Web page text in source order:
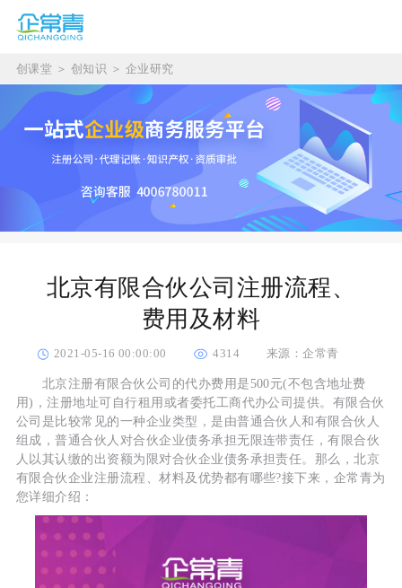
创课堂 ＞ 创知识 ＞ 企业研究
北京有限合伙公司注册流程、
费用及材料
2021-05-16 00:00:00 4314 来源：企常青
北京注册有限合伙公司的代办费用是500元(不包含地址费
用)，注册地址可自行租用或者委托工商代办公司提供。有限合伙
公司是比较常见的一种企业类型，是由普通合伙人和有限合伙人
组成，普通合伙人对合伙企业债务承担无限连带责任，有限合伙
人以其认缴的出资额为限对合伙企业债务承担责任。那么，北京
有限合伙企业注册流程、材料及优势都有哪些?接下来，企常青为
您详细介绍：